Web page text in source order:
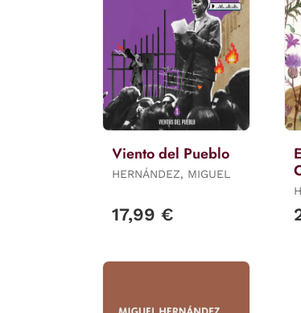
Viento del Pueblo
HERNÁNDEZ, MIGUEL
17,99 €